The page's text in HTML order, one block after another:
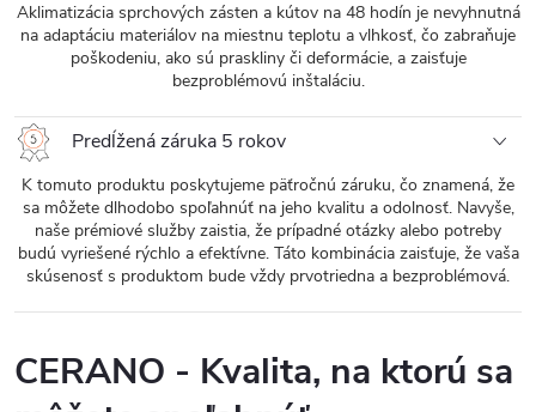
Aklimatizácia sprchových zásten a kútov na 48 hodín je nevyhnutná
na adaptáciu materiálov na miestnu teplotu a vlhkosť, čo zabraňuje
poškodeniu, ako sú praskliny či deformácie, a zaisťuje
bezproblémovú inštaláciu.
Predĺžená záruka 5 rokov
K tomuto produktu poskytujeme päťročnú záruku, čo znamená, že
sa môžete dlhodobo spoľahnúť na jeho kvalitu a odolnosť. Navyše,
naše prémiové služby zaistia, že prípadné otázky alebo potreby
budú vyriešené rýchlo a efektívne. Táto kombinácia zaisťuje, že vaša
skúsenosť s produktom bude vždy prvotriedna a bezproblémová.
CERANO - Kvalita, na ktorú sa